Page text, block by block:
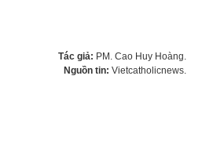
Tác giả: PM. Cao Huy Hoàng.
Nguồn tin: Vietcatholicnews.